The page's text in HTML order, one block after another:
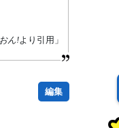
ん!より引用」
編集